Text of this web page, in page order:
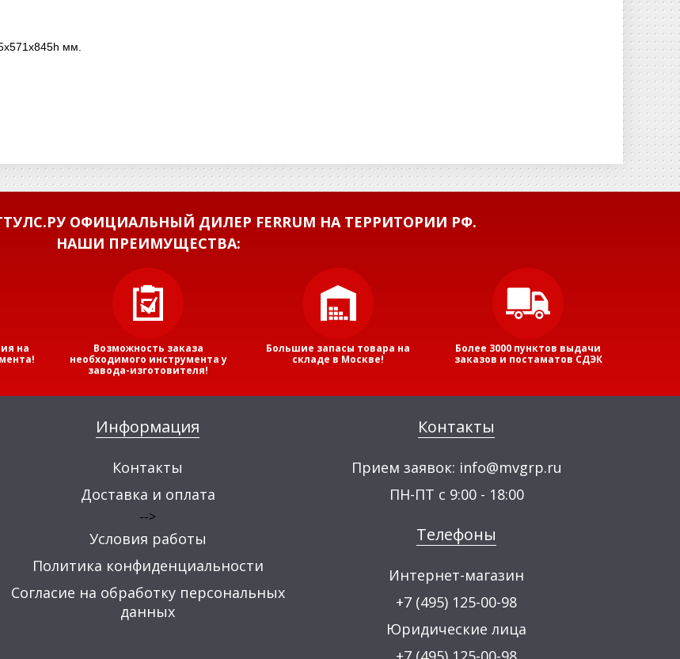
мм.
ОФИЦИАЛЬНЫЙ ДИЛЕР FERRUM НА ТЕРРИТОРИИ РФ.
НАШИ ПРЕИМУЩЕСТВА:
на
Возможность заказа
необходимого инструмента у
завода-изготовителя!
Большие запасы товара на
складе в Москве!
Более 3000 пунктов выдачи
заказов и постаматов СДЭК
Информация
Контакты
Доставка и оплата
-->
Условия работы
Политика конфиденциальности
Согласие на обработку персональных
данных
Контакты
Прием заявок: info@mvgrp.ru
ПН-ПТ с 9:00 - 18:00
Телефоны
Интернет-магазин
+7 (495) 125-00-98
Юридические лица